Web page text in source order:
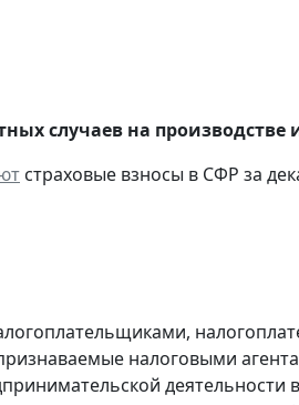
случаев на
страховые взносы в СФР за
налоговыми
деятельности